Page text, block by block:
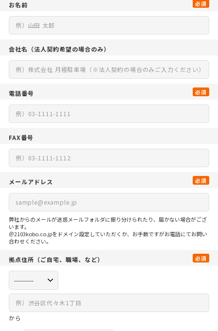
お名前 必須
会社名 （法人契約希望の場合のみ）
電話番号 必須
FAX番号
メールアドレス 必須
弊社からのメールが迷惑メールフォルダに振り分けられたり、届かない場合がござ
います。
＠2103kobo.co.jpをドメイン設定していただくか、お手数ですがお電話にてお問い
合わせください。
拠点住所 （ご自宅、 職場、など） 必須
から